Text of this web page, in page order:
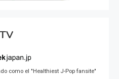
como el "Healthiest J-Pop fansite"